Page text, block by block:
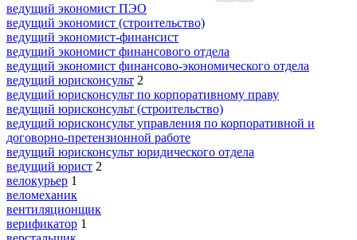
ведущий экономист ПЭО
ведущий экономист (строительство)
ведущий экономист-финансист
ведущий экономист финансового отдела
ведущий экономист финансово-экономического отдела
ведущий юрисконсульт 2
ведущий юрисконсульт по корпоративному праву
ведущий юрисконсульт (строительство)
ведущий юрисконсульт управления по корпоративной и
договорно-претензионной работе
ведущий юрисконсульт юридического отдела
ведущий юрист 2
велокурьер 1
веломеханик
вентиляционщик
верификатор 1